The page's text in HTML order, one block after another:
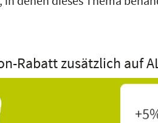
Rabatt zusätzlich auf